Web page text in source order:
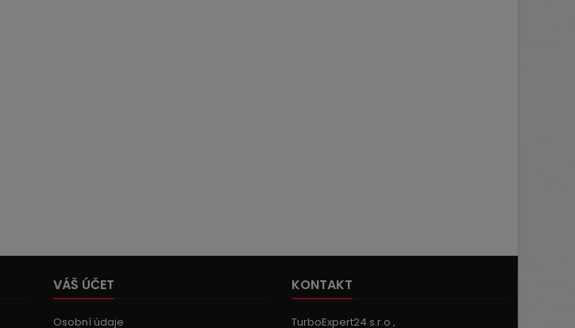
VÁŠ ÚČET
Osobní údaje
KONTAKT
TurboExpert24 s.r.o ,